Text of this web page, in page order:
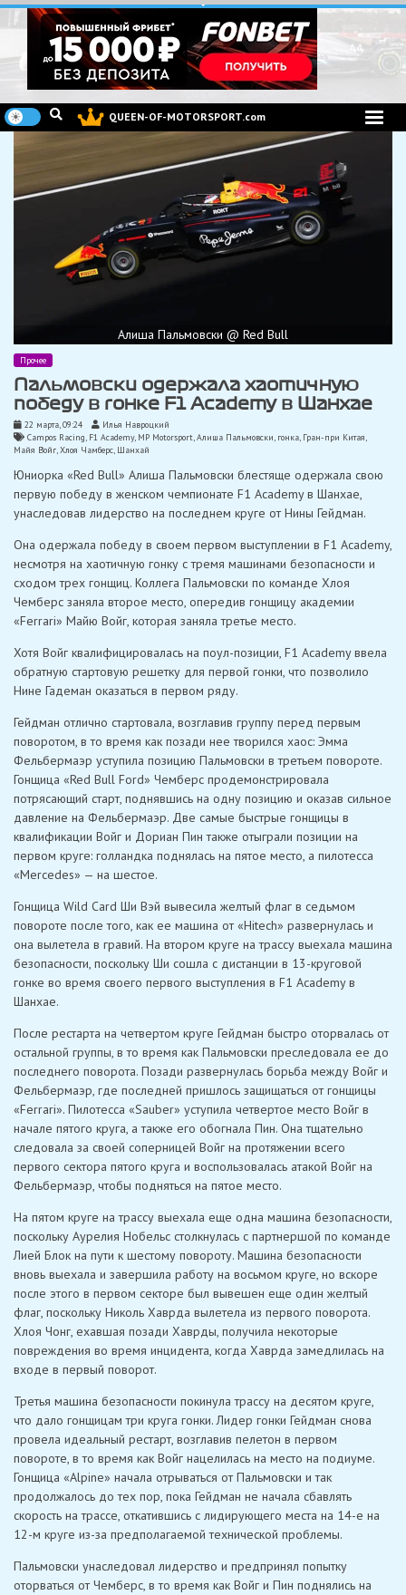
Перейти
к
содержимому
QUEEN-OF-MOTORSPORT.com
Алиша Пальмовски @ Red Bull
Прочее
Пальмовски одержала хаотичную
победу в гонке F1 Academy в Шанхае
22 марта, 09:24
Илья Навроцкий
Campos Racing, F1 Academy, MP Motorsport,Алиша Пальмовски, гонка, Гран-при Китая
Майя Войг,Хлоя Чамберс, Шанхай
Юниорка «Red Bull» Алиша Пальмовски блестяще одержала свою
первую победу в женском чемпионате F1 Academy в Шанхае,
унаследовав лидерство на последнем круге от Нины Гейдман.
Она одержала победу в своем первом выступлении в F1 Academy,
несмотря на хаотичную гонку с тремя машинами безопасности и
сходом трех гонщиц. Коллега Пальмовски по команде Хлоя
Чемберс заняла второе место, опередив гонщицу академии
«Ferrari» Майю Войг, которая заняла третье место.
Хотя Войг квалифицировалась на поул-позиции, F1 Academy ввела
обратную стартовую решетку для первой гонки, что позволило
Нине Гадеман оказаться в первом ряду.
Гейдман отлично стартовала, возглавив группу перед первым
поворотом, в то время как позади нее творился хаос: Эмма
Фельбермаэр уступила позицию Пальмовски в третьем повороте.
Гонщица «Red Bull Ford» Чемберс продемонстрировала
потрясающий старт, поднявшись на одну позицию и оказав сильное
давление на Фельбермаэр. Две самые быстрые гонщицы в
квалификации Войг и Дориан Пин также отыграли позиции на
первом круге: голландка поднялась на пятое место, а пилотесса
«Mercedes» — на шестое.
Гонщица Wild Card Ши Вэй вывесила желтый флаг в седьмом
повороте после того, как ее машина от «Hitech» развернулась и
она вылетела в гравий. На втором круге на трассу выехала машина
безопасности, поскольку Ши сошла с дистанции в 13-круговой
гонке во время своего первого выступления в F1 Academy в
Шанхае.
После рестарта на четвертом круге Гейдман быстро оторвалась от
остальной группы, в то время как Пальмовски преследовала ее до
последнего поворота. Позади развернулась борьба между Войг и
Фельбермаэр, где последней пришлось защищаться от гонщицы
«Ferrari». Пилотесса «Sauber» уступила четвертое место Войг в
начале пятого круга, а также его обогнала Пин. Она тщательно
следовала за своей соперницей Войг на протяжении всего
первого сектора пятого круга и воспользовалась атакой Войг на
Фельбермаэр, чтобы подняться на пятое место.
На пятом круге на трассу выехала еще одна машина безопасности,
поскольку Аурелия Нобельс столкнулась с партнершой по команде
Лией Блок на пути к шестому повороту. Машина безопасности
вновь выехала и завершила работу на восьмом круге, но вскоре
после этого в первом секторе был вывешен еще один желтый
флаг, поскольку Николь Хаврда вылетела из первого поворота.
Хлоя Чонг, ехавшая позади Хаврды, получила некоторые
повреждения во время инцидента, когда Хаврда замедлилась на
входе в первый поворот.
Третья машина безопасности покинула трассу на десятом круге,
что дало гонщицам три круга гонки. Лидер гонки Гейдман снова
провела идеальный рестарт, возглавив пелетон в первом
повороте, в то время как Войг нацелилась на место на подиуме.
Гонщица «Alpine» начала отрываться от Пальмовски и так
продолжалось до тех пор, пока Гейдман не начала сбавлять
скорость на трассе, откатившись с лидирующего места на 14-е на
12-м круге из-за предполагаемой технической проблемы.
Пальмовски унаследовал лидерство и предпринял попытку
оторваться от Чемберс, в то время как Войг и Пин поднялись на